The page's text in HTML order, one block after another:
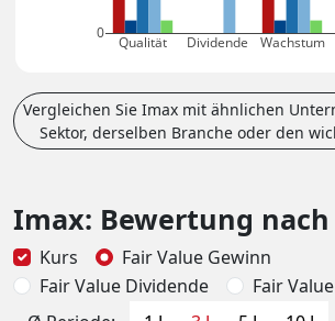
Qualität Dividende Wachstum
0
Vergleichen Sie Imax mit ähnlichen
Sektor, derselben Branche oder den
Imax: Bewertung nach
Kurs
Fair Value Gewinn
Fair Value Dividende
Fair